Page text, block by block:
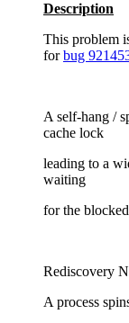
Description
This problem
forbug
A self-hang /
cache lock
leading to a
waiting
for the
Rediscovery
A process